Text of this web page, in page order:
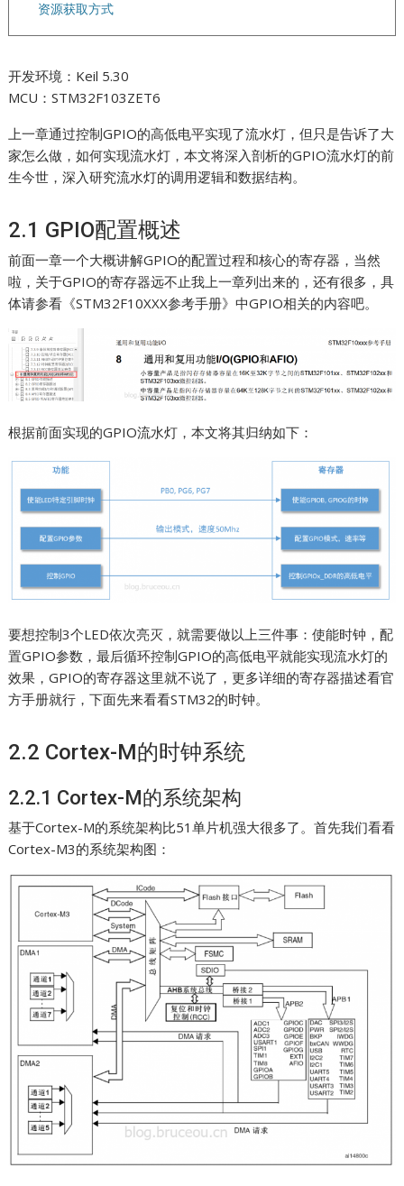
资源获取方式
开发环境：Keil 5.30
MCU：STM32F103ZET6
上一章通过控制GPIO的高低电平实现了流水灯，但只是告诉了大
家怎么做，如何实现流水灯，本文将深入剖析的GPIO流水灯的前
生今世，深入研究流水灯的调用逻辑和数据结构。
2.1 GPIO配置概述
前面一章一个大概讲解GPIO的配置过程和核心的寄存器，当然
啦，关于GPIO的寄存器远不止我上一章列出来的，还有很多，具
体请参看《STM32F10XXX参考手册》中GPIO相关的内容吧。
根据前面实现的GPIO流水灯，本文将其归纳如下：
要想控制3个LED依次亮灭，就需要做以上三件事：使能时钟，配
置GPIO参数，最后循环控制GPIO的高低电平就能实现流水灯的
效果，GPIO的寄存器这里就不说了，更多详细的寄存器描述看官
方手册就行，下面先来看看STM32的时钟。
2.2 Cortex-M的时钟系统
2.2.1 Cortex-M的系统架构
基于Cortex-M的系统架构比51单片机强大很多了。首先我们看看
Cortex-M3的系统架构图：